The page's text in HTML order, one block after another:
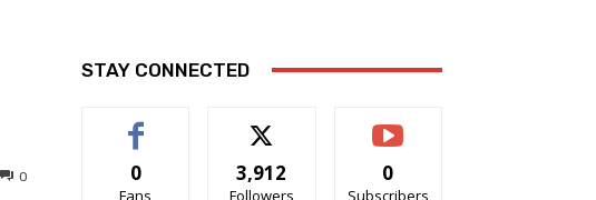
0
STAY CONNECTED
0
Fans
3,912
Followers
0
Subscribers